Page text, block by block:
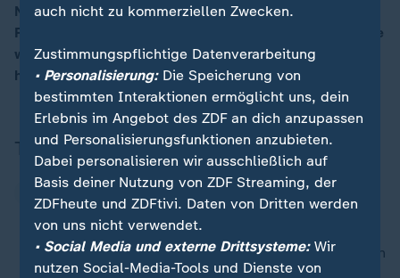
00:15
Nachrichten sind rar. Doch Lachen hilft! Mima-
Reporterin Phylicia Whitney hat sich zeigen lassen, wie
wir mit etwas Humor und Achtsamkeit die Stimmung
heben können.
Thema
nach oben
auch nicht zu kommerziellen Zwecken.
Zustimmungspflichtige Datenverarbeitung
• Personalisierung:Die Speicherung von
bestimmten Interaktionen ermöglicht uns, dein
Erlebnis im Angebot des ZDF an dich anzupassen
und Personalisierungsfunktionen anzubieten.
Dabei personalisieren wir ausschließlich auf
Basis deiner Nutzung von ZDF Streaming, der
ZDFheute und ZDFtivi. Daten von Dritten werden
von uns nicht verwendet.
• Social Media und externe Drittsysteme:Wir
nutzen Social-Media-Tools und Dienste von